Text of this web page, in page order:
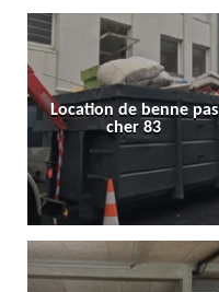
Location de benne pas
cher 83